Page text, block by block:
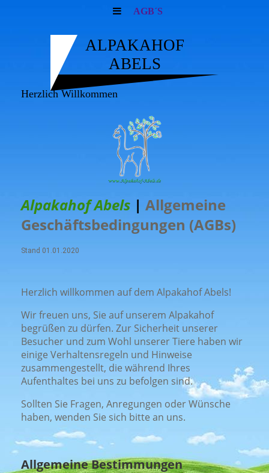
AGB´S
ALPAKAHOF
ABELS
Herzlich Willkommen
Alpakahof Abels | Allgemeine
Geschäftsbedingungen (AGBs)
Stand 01.01.2020
Herzlich willkommen auf dem Alpakahof Abels!
Wir freuen uns, Sie auf unserem Alpakahof
begrüßen zu dürfen. Zur Sicherheit unserer
Besucher und zum Wohl unserer Tiere haben wir
einige Verhaltensregeln und Hinweise
zusammengestellt, die während Ihres
Aufenthaltes bei uns zu befolgen sind.
Sollten Sie Fragen, Anregungen oder Wünsche
haben, wenden Sie sich bitte an uns.
Allgemeine Bestimmungen